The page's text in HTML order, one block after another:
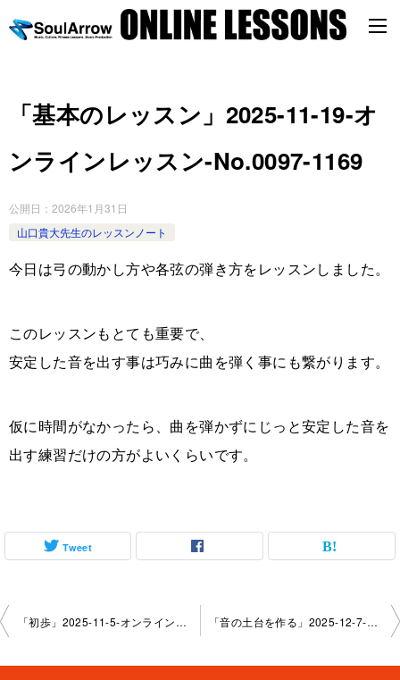
「基本のレッスン」2025-11-19-オ
ンラインレッスン-No.0097-1169
公開日： 2026年1月31日
山口貴大先生のレッスンノート
今日は弓の動かし方や各弦の弾き方をレッスンしました。
このレッスンもとても重要で、
安定した音を出す事は巧みに曲を弾く事にも繋がります。
仮に時間がなかったら、曲を弾かずにじっと安定した音を
出す練習だけの方がよいくらいです。
Tweet
投
「初歩」2025-11-5-オンラインレッスン-No.0097-1169 「音の土台を作る」2025-12-7-オンラインレッスン-No.0097-1169